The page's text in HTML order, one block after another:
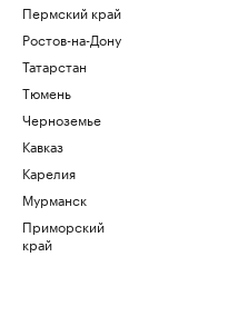
Пермский край
Ростов-на-Дону
Татарстан
Тюмень
Черноземье
Кавказ
Карелия
Мурманск
Приморский
край